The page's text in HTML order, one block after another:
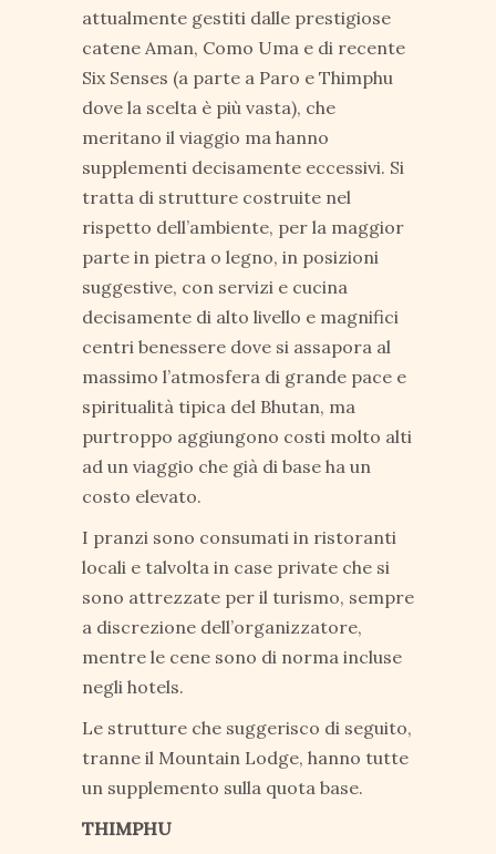
attualmente gestiti dalle prestigiose
catene Aman, Como Uma e di recente
Six Senses (a parte a Paro e Thimphu
dove la scelta è più vasta), che
meritano il viaggio ma hanno
supplementi decisamente eccessivi. Si
tratta di strutture costruite nel
rispetto dell’ambiente, per la maggior
parte in pietra o legno, in posizioni
suggestive, con servizi e cucina
decisamente di alto livello e magnifici
centri benessere dove si assapora al
massimo l’atmosfera di grande pace e
spiritualità tipica del Bhutan, ma
purtroppo aggiungono costi molto alti
ad un viaggio che già di base ha un
costo elevato.
I pranzi sono consumati in ristoranti
locali e talvolta in case private che si
sono attrezzate per il turismo, sempre
a discrezione dell’organizzatore,
mentre le cene sono di norma incluse
negli hotels.
Le strutture che suggerisco di seguito,
tranne il Mountain Lodge, hanno tutte
un supplemento sulla quota base.
THIMPHU